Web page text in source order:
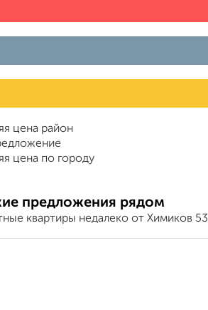
цена район
цена по городу
предложения рядом
квартиры недалеко от Химиков 53